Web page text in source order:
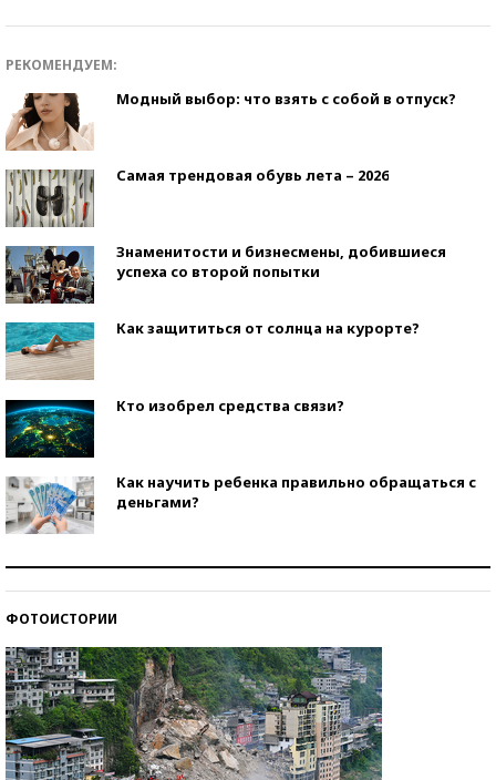
РЕКОМЕНДУЕМ:
Модный выбор: что взять с собой в отпуск?
Самая трендовая обувь лета – 2026
Знаменитости и бизнесмены, добившиеся
успеха со второй попытки
Как защититься от солнца на курорте?
Кто изобрел средства связи?
Как научить ребенка правильно обращаться с
деньгами?
ФОТОИСТОРИИ